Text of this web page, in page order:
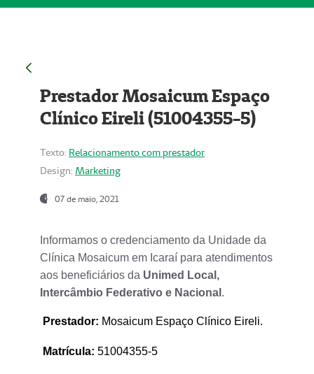
Prestador Mosaicum Espaço
Clínico Eireli (51004355-5)
Texto: Relacionamento com prestador
Design: Marketing
07 de maio, 2021
Informamos o credenciamento da Unidade da
Clínica Mosaicum em Icaraí para atendimentos
aos beneficiários da Unimed Local,
Intercâmbio Federativo e Nacional .
Prestador: Mosaicum Espaço Clínico Eireli.
Matrícula: 51004355-5